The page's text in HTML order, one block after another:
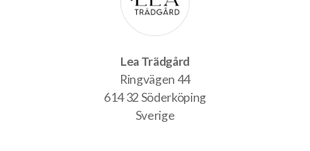
Lea Trädgård
Ringvägen 44
614 32 Söderköping
Sverige